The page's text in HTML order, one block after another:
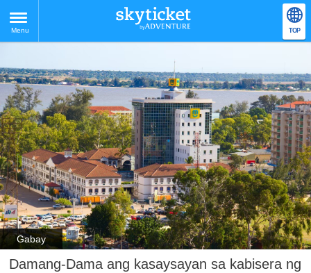
Menu TOP
Gabay
Damang-Dama ang kasaysayan sa kabisera ng